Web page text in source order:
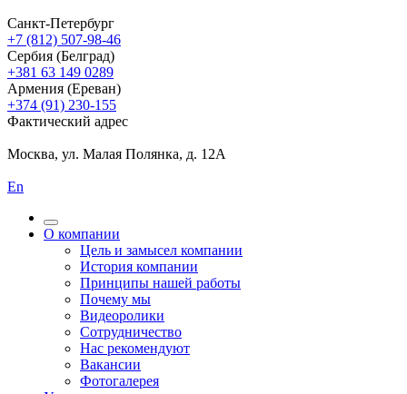
Санкт-Петербург
+7 (812) 507-98-46
Сербия (Белград)
+381 63 149 0289
Армения (Ереван)
+374 (91) 230-155
Фактический адрес
Москва, ул. Малая Полянка, д. 12А
En
О компании
Цель и замысел компании
История компании
Принципы нашей работы
Почему мы
Видеоролики
Сотрудничество
Нас рекомендуют
Вакансии
Фотогалерея